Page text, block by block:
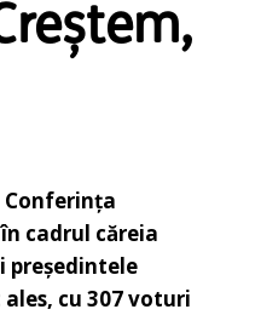
cadrul căreia
președintele
cu 307 voturi